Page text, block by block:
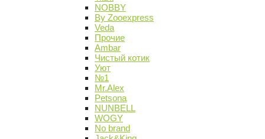
NOBBY
By Zooexpress
Veda
Прочие
Ambar
Чистый котик
Уют
№1
Mr.Alex
Petsona
NUNBELL
WOGY
No brand